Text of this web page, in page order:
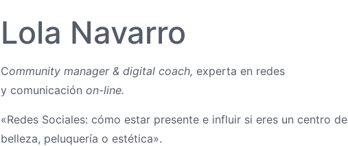
Lola Navarro
Community manager & digital coach, experta en redes
y comunicación on-line.
«Redes Sociales: cómo estar presente e influir si eres un centro de
belleza, peluquería o estética».